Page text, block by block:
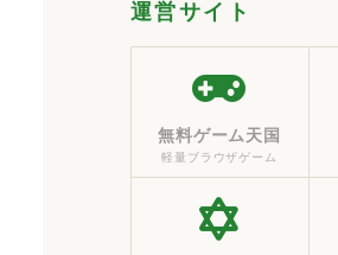
運営サイト
無料ゲーム天国
軽量ブラウザゲーム